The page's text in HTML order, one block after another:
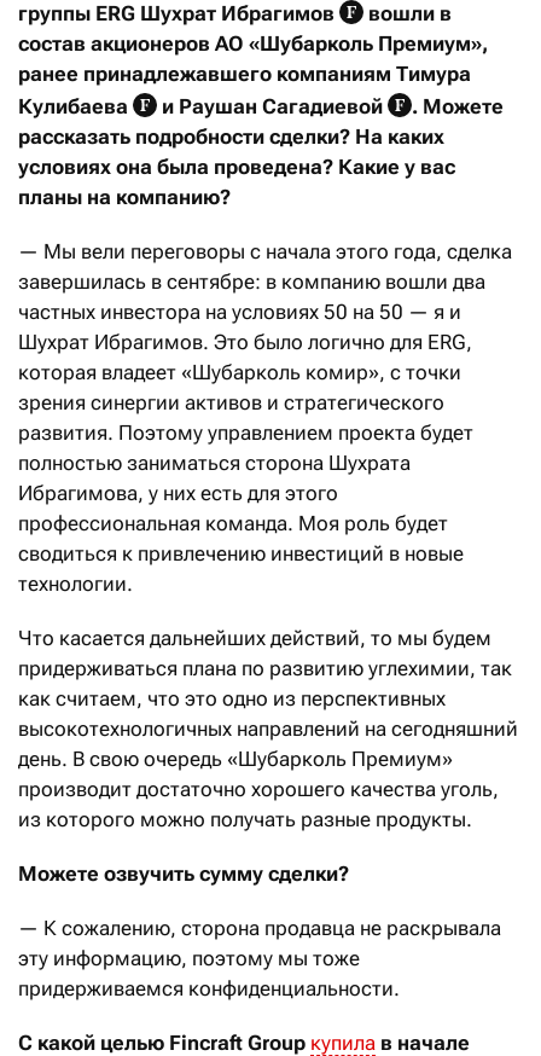
группы ERG Шухрат Ибрагимов
вошли в
состав акционеров АО «Шубарколь Премиум»,
ранее принадлежавшего компаниям Тимура
Кулибаева
и Раушан Сагадиевой
. Можете
рассказать подробности сделки? На каких
условиях она была проведена? Какие у вас
планы на компанию?
— Мы вели переговоры с начала этого года, сделка
завершилась в сентябре: в компанию вошли два
частных инвестора на условиях 50 на 50 — я и
Шухрат Ибрагимов. Это было логично для ERG,
которая владеет «Шубарколь комир», с точки
зрения синергии активов и стратегического
развития. Поэтому управлением проекта будет
полностью заниматься сторона Шухрата
Ибрагимова, у них есть для этого
профессиональная команда. Моя роль будет
сводиться к привлечению инвестиций в новые
технологии.
Что касается дальнейших действий, то мы будем
придерживаться плана по развитию углехимии, так
как считаем, что это одно из перспективных
высокотехнологичных направлений на сегодняшний
день. В свою очередь «Шубарколь Премиум»
производит достаточно хорошего качества уголь,
из которого можно получать разные продукты.
Можете озвучить сумму сделки?
— К сожалению, сторона продавца не раскрывала
эту информацию, поэтому мы тоже
придерживаемся конфиденциальности.
С какой целью Fincraft Group купила в начале